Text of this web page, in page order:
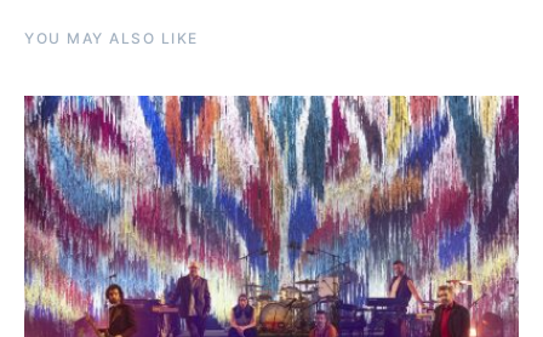
YOU MAY ALSO LIKE